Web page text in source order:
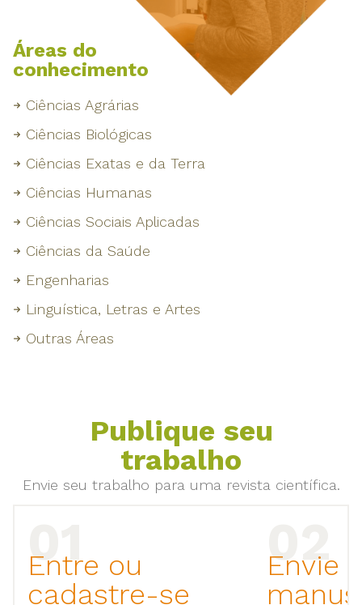
Áreas do
conhecimento
Ciências Agrárias
Ciências Biológicas
Ciências Exatas e da Terra
Ciências Humanas
Ciências Sociais Aplicadas
Ciências da Saúde
Engenharias
Linguística, Letras e Artes
Outras Áreas
Publique seu
trabalho
Envie seu trabalho para uma revista científica.
Entre ou
cadastre-se
Envie